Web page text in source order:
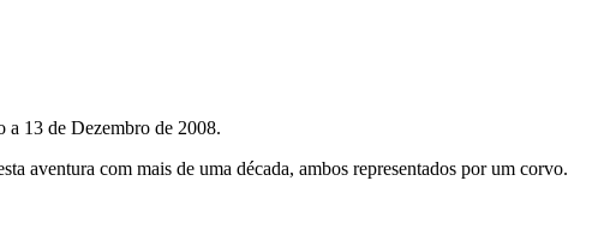
a 13 de Dezembro de 2008.
aventura com mais de uma década, ambos representados por um corvo.